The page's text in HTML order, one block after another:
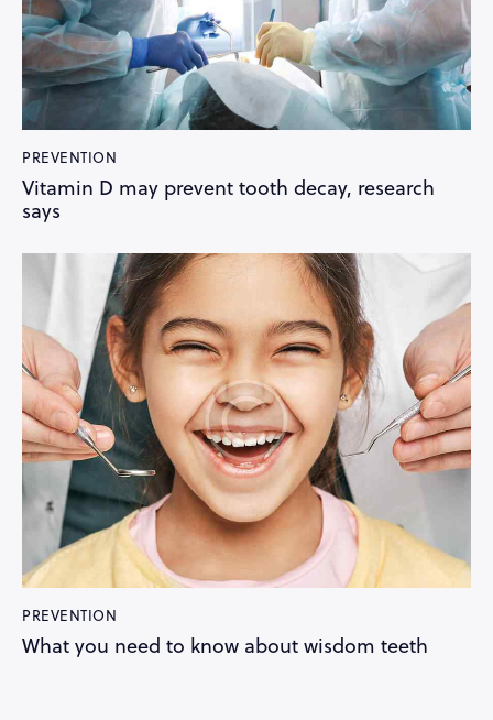
PREVENTION
Vitamin D may prevent tooth decay, research
says
PREVENTION
What you need to know about wisdom teeth